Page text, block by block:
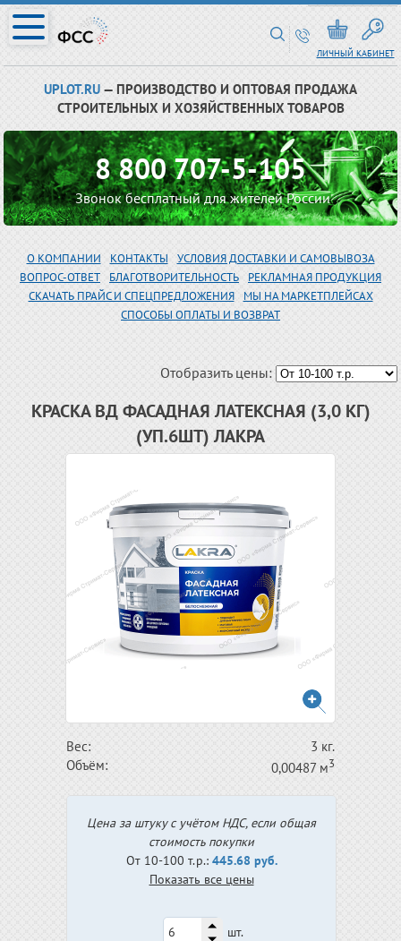
ЛИЧНЫЙ КАБИНЕТ
UPLOT.RU — ПРОИЗВОДСТВО И ОПТОВАЯ ПРОДАЖА
СТРОИТЕЛЬНЫХ И ХОЗЯЙСТВЕННЫХ ТОВАРОВ
8 800 707-5-105
Звонок бесплатный для жителей России
О КОМПАНИИ КОНТАКТЫ
УСЛОВИЯ ДОСТАВКИ И САМОВЫВОЗА
ВОПРОС-ОТВЕТ
БЛАГОТВОРИТЕЛЬНОСТЬ
РЕКЛАМНАЯ ПРОДУКЦИЯ
СКАЧАТЬ ПРАЙС И СПЕЦПРЕДЛОЖЕНИЯ
МЫ НА МАРКЕТПЛЕЙСАХ
СПОСОБЫ ОПЛАТЫ И ВОЗВРАТ
Отобразить цены:
КРАСКА ВД ФАСАДНАЯ ЛАТЕКСНАЯ (3,0 КГ)
(УП.6ШТ) ЛАКРА
Вес:
3 кг.
Объём:
0,00487 м3
Цена за штуку с учётом НДС, если общая
стоимость покупки
От 10-100 т.р.: 445.68 руб.
Показать все цены
шт.